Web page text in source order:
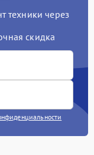
техники через
скидка